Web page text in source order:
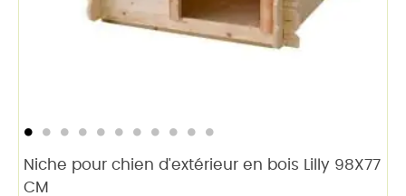
Niche pour chien d'extérieur en bois Lilly 98X77
CM